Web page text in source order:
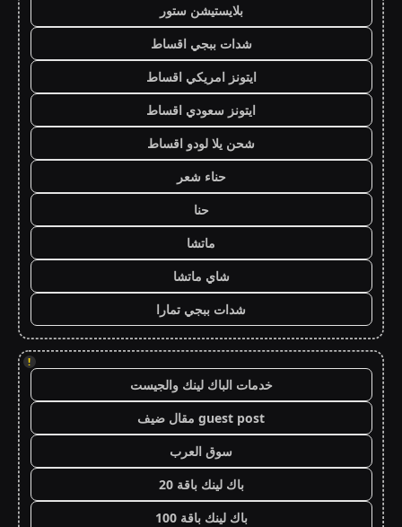
بلايستيشن ستور
شدات ببجي اقساط
ايتونز امريكي اقساط
ايتونز سعودي اقساط
شحن يلا لودو اقساط
حناء شعر
حنا
ماتشا
شاي ماتشا
شدات ببجي تمارا
!
خدمات الباك لينك والجيست
guest post مقال ضيف
سوق العرب
باك لينك باقة 20
باك لينك باقة 100